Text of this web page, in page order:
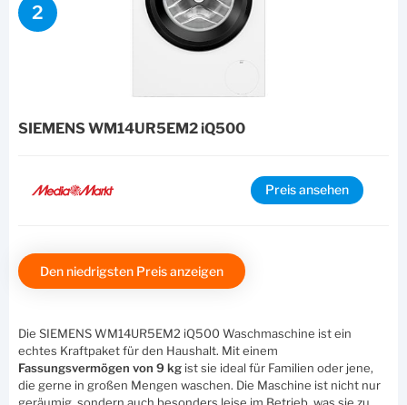
2
SIEMENS WM14UR5EM2 iQ500
Preis ansehen
Den niedrigsten Preis anzeigen
Die SIEMENS WM14UR5EM2 iQ500 Waschmaschine ist ein
echtes Kraftpaket für den Haushalt. Mit einem
Fassungsvermögen von 9 kg ist sie ideal für Familien oder jene,
die gerne in großen Mengen waschen. Die Maschine ist nicht nur
geräumig, sondern auch besonders leise im Betrieb, was sie zu